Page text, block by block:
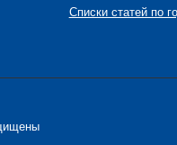
Списки статей по